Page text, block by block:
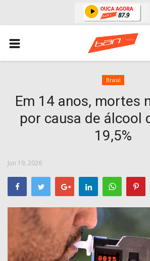
HOME
ESPORTES
POLITICA
ESPERANÇA PB
ENTRETENIMENTO
MUNDO
BRASIL
ACIDENTE
COMO ANUNCIAR
PROGRAMAÇÃO
Brasil
Em 14 anos, mortes
por causa de álcool
19,5%
Jun 19, 2026